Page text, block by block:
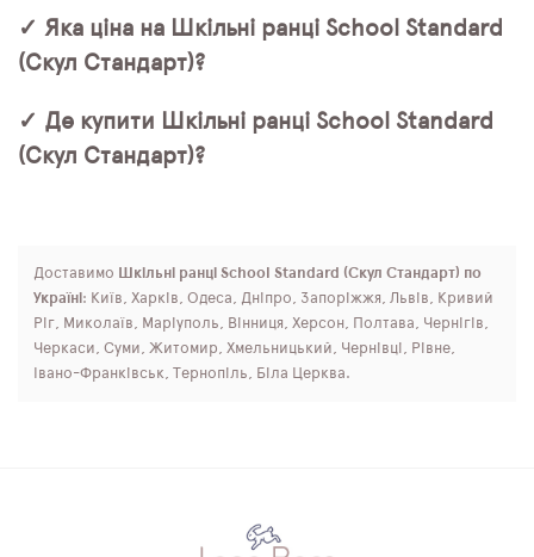
✓ Яка ціна на Шкільні ранці School Standard
(Скул Стандарт)?
✓ Де купити Шкільні ранці School Standard
(Скул Стандарт)?
Доставимо Шкільні ранці School Standard (Скул Стандарт) по
Україні : Київ, Харків, Одеса, Дніпро, Запоріжжя, Львів, Кривий
Ріг, Миколаїв, Маріуполь, Вінниця, Херсон, Полтава, Чернігів,
Черкаси, Суми, Житомир, Хмельницький, Чернівці, Рівне,
Івано-Франківськ, Тернопіль, Біла Церква.